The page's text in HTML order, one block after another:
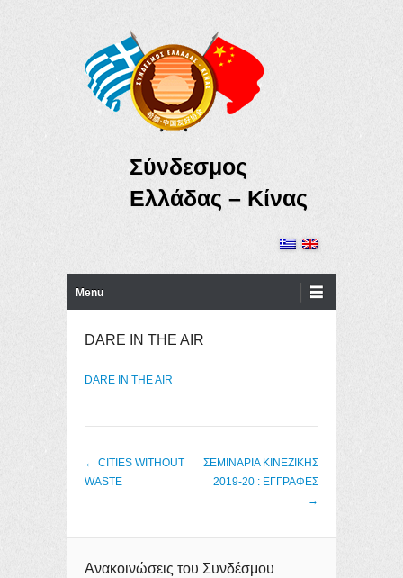
Σύνδεσμος
Ελλάδας – Κίνας
Menu
DARE IN THE AIR
DARE IN THE AIR
Post navigation
← CITIES WITHOUT
WASTE
ΣΕΜΙΝΑΡΙΑ ΚΙΝΕΖΙΚΗΣ
2019-20 : ΕΓΓΡΑΦΕΣ
→
Ανακοινώσεις του Συνδέσμου